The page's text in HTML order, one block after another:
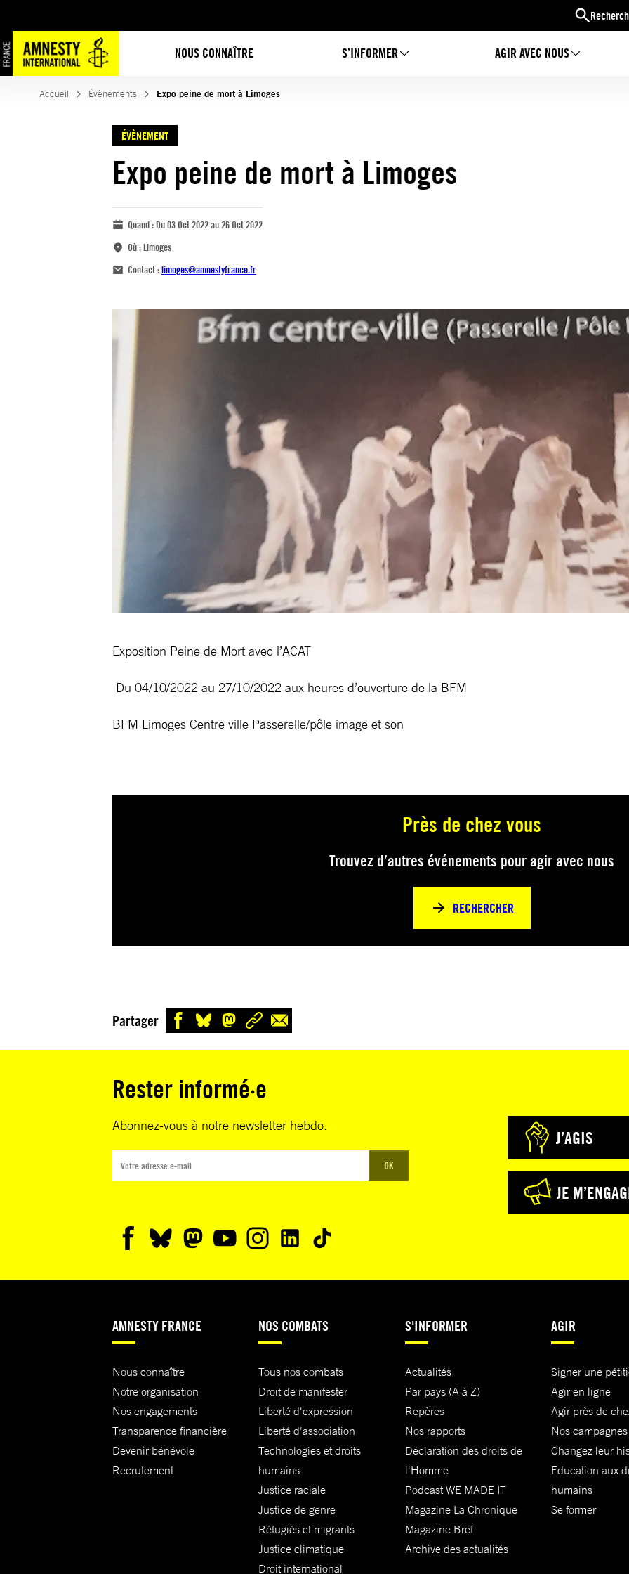
NOUS CONNAÎTRE S’INFORMER AGIR AVEC NOUS
Accueil Évènements Expo peine de mort à Limoges
ÉVÈNEMENT
Expo peine de mort à Limoges
Quand :Du 03 Oct 2022 au 26 Oct 2022
Où :Limoges
Contact :limoges@amnestyfrance.fr
Exposition Peine de Mort avec l’ACAT
Du 04/10/2022 au 27/10/2022 aux heures d’ouverture de la BFM
BFM Limoges Centre ville Passerelle/pôle image et son
Près de chez vous
Trouvez d’autres événements pour agir avec nous
RECHERCHER
Partager
Rester informé·e
Abonnez-vous à notre newsletter hebdo.
OK
J’AGIS
JE
AMNESTY FRANCE
Nous connaître
Notre organisation
Nos engagements
Transparence financière
Devenir bénévole
Recrutement
NOS COMBATS
Tous nos combats
Droit de manifester
Liberté d'expression
Liberté d'association
Technologies et droits
humains
Justice raciale
Justice de genre
Réfugiés et migrants
Justice climatique
Droit international
S'INFORMER
Actualités
Par pays (A à Z)
Repères
Nos rapports
Déclaration des droits de
l'Homme
Podcast WE MADE IT
Magazine La Chronique
Magazine Bref
Archive des actualités
AGIR
Signer une
Agir en ligne
Agir près de
Nos campagnes
Changez leur
Education aux
humains
Se former